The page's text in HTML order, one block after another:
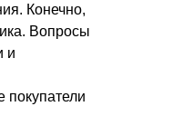
Конечно,
Вопросы
и
покупатели